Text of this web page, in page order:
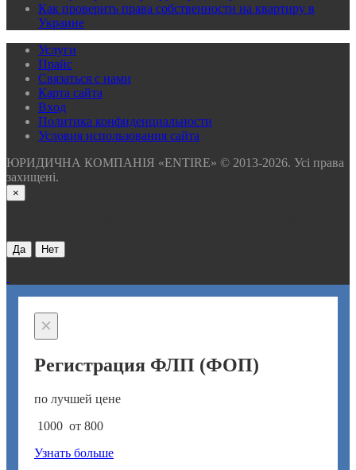
Как проверить права собственности на квартиру в
Украине
Услуги
Прайс
Связаться с нами
Карта сайта
Вхoд
Политика конфиденциальности
Условия использования сайта
ЮРИДИЧНА КОМПАНІЯ «ENTIRE» © 2013-2026. Усі права
захищені.
×
Да Нет
×
Регистрация ФЛП (ФОП)
по лучшей цене
1000 от 800
Узнать больше